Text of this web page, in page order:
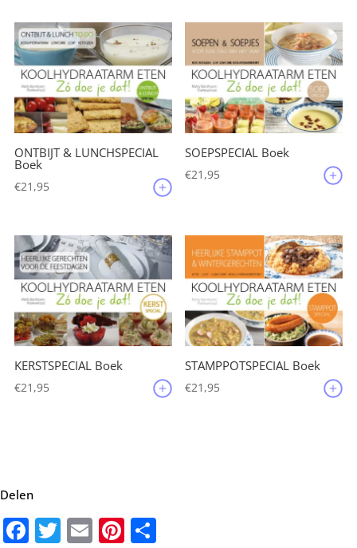
ONTBIJT & LUNCHSPECIAL
Boek
€21,95
SOEPSPECIAL Boek
€21,95
KERSTSPECIAL Boek
€21,95
STAMPPOTSPECIAL Boek
€21,95
Delen
Facebook
Twitter
EmailPinterest